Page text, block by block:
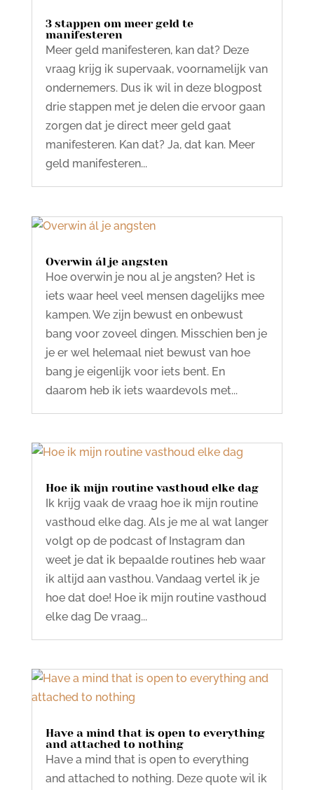
3 stappen om meer geld te
manifesteren
Meer geld manifesteren, kan dat? Deze
vraag krijg ik supervaak, voornamelijk van
ondernemers. Dus ik wil in deze blogpost
drie stappen met je delen die ervoor gaan
zorgen dat je direct meer geld gaat
manifesteren. Kan dat? Ja, dat kan. Meer
geld manifesteren...
Overwin ál je angsten
Hoe overwin je nou al je angsten? Het is
iets waar heel veel mensen dagelijks mee
kampen. We zijn bewust en onbewust
bang voor zoveel dingen. Misschien ben je
je er wel helemaal niet bewust van hoe
bang je eigenlijk voor iets bent. En
daarom heb ik iets waardevols met...
Hoe ik mijn routine vasthoud elke dag
Ik krijg vaak de vraag hoe ik mijn routine
vasthoud elke dag. Als je me al wat langer
volgt op de podcast of Instagram dan
weet je dat ik bepaalde routines heb waar
ik altijd aan vasthou. Vandaag vertel ik je
hoe dat doe! Hoe ik mijn routine vasthoud
elke dag De vraag...
Have a mind that is open to everything
and attached to nothing
Have a mind that is open to everything
and attached to nothing. Deze quote wil ik